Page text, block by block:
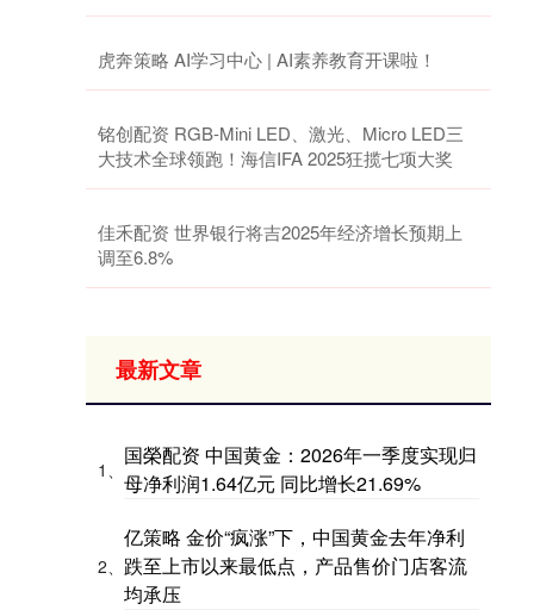
虎奔策略 AI学习中心 | AI素养教育开课啦！
铭创配资 RGB-Mini LED、激光、Micro LED三
大技术全球领跑！海信IFA 2025狂揽七项大奖
佳禾配资 世界银行将吉2025年经济增长预期上
调至6.8%
最新文章
1、
国榮配资 中国黄金：2026年一季度实现归
母净利润1.64亿元 同比增长21.69%
2、
亿策略 金价“疯涨”下，中国黄金去年净利
跌至上市以来最低点，产品售价门店客流
均承压